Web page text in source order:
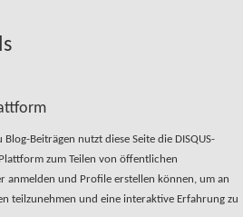
Beiträgen nutzt diese Seite die DISQUS-
zum Teilen von öffentlichen
anmelden und Profile erstellen können, um an
teilzunehmen und eine interaktive Erfahrung zu